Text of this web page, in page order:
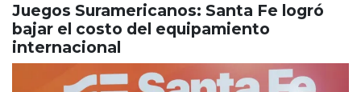
Juegos Suramericanos: Santa Fe logró
bajar el costo del equipamiento
internacional